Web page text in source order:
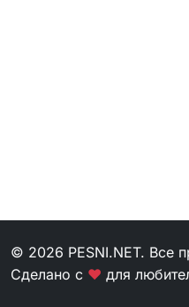
© 2026 PESNI.NET. Все
Сделано с ❤ для